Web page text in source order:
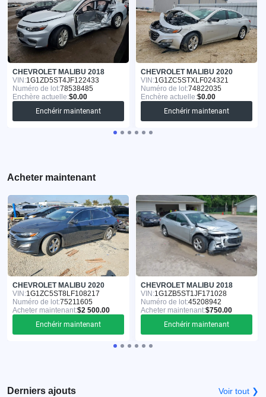
CHEVROLET MALIBU 2018
VIN:1G1ZD5ST4JF122433
Numéro de lot:78538485
Enchère actuelle:$0.00
Enchérir maintenant
CHEVROLET MALIBU 2020
VIN:1G1ZC5STXLF024321
Numéro de lot:74822035
Enchère actuelle:$0.00
Enchérir maintenant
Acheter maintenant
CHEVROLET MALIBU 2020
VIN:1G1ZC5ST8LF108217
Numéro de lot:75211605
Acheter maintenant:$2 500.00
Enchérir maintenant
CHEVROLET MALIBU 2018
VIN:1G1ZB5ST1JF171028
Numéro de lot:45208942
Acheter maintenant:$750.00
Enchérir maintenant
Derniers ajouts Voir tout ❯